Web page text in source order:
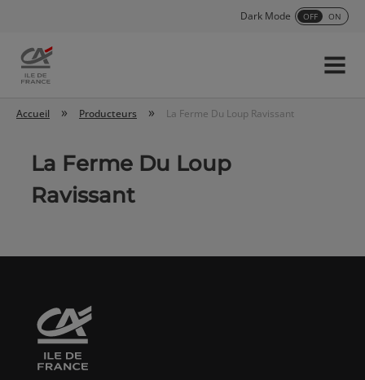
Dark Mode OFF ON
Accueil
Menu
Accueil » Producteurs » La Ferme Du Loup Ravissant
La Ferme Du Loup
Ravissant